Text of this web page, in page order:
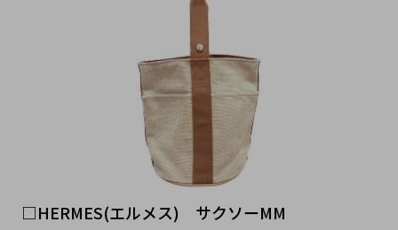
□HERMES(エルメス) サクソーMM